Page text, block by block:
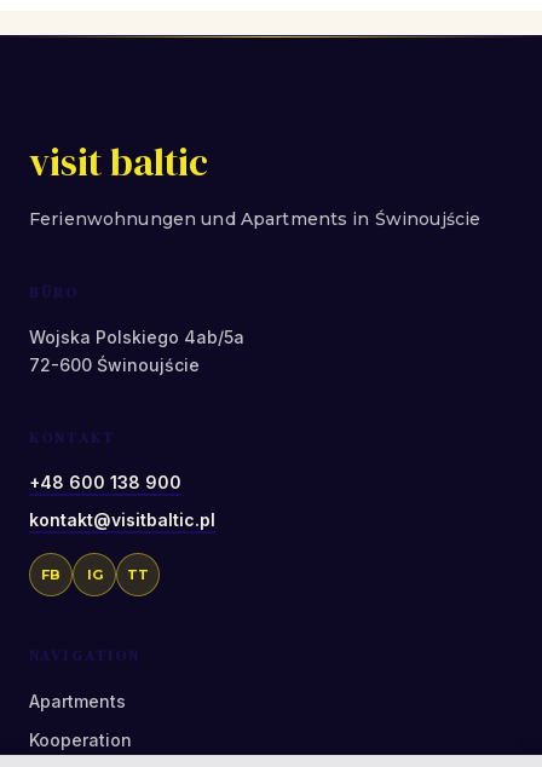
visit baltic
Ferienwohnungen und Apartments in Świnoujście
BÜRO
Wojska Polskiego 4ab/5a
72-600 Świnoujście
KONTAKT
+48 600 138 900
kontakt@visitbaltic.pl
FB IG TT
NAVIGATION
Apartments
Kooperation